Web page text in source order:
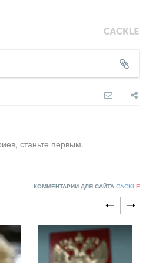
станьте первым.
КОММЕНТАРИИ ДЛЯ САЙТА CACKL E